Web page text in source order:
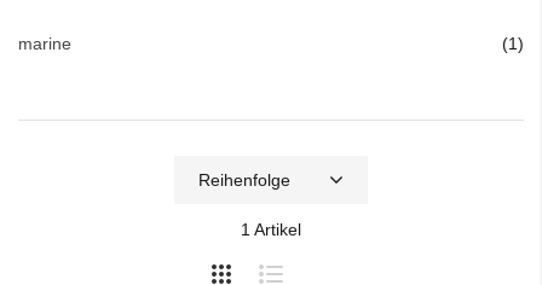
1 Artikel
marine 1